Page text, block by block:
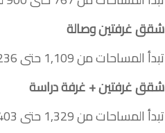
شقق غرفتين وصالة
تبدأ المساحات من 1,109 حتى 1,236 قدم مربع.
شقق غرفتين + غرفة دراسة
تبدأ المساحات من 1,329 حتى 1,403 قدم مربع.